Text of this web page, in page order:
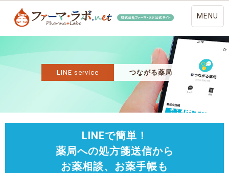
MENU
LINE service つながる薬局
LINEで簡単！
薬局への処方箋送信から
お薬相談、お薬手帳も